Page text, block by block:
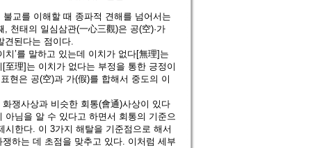
교를 이해할 때 종파적 견해를 넘어서는
천태의 일심삼관(一心三觀)은 공(空)·가
견된다는 점이다.
’를 말하고 있는데 이치가 없다[無理]는
理]는 이치가 없다는 부정을 통한 긍정이
현은 공(空)과 가(假)를 합해서 중도의 이
쟁사상과 비슷한 회통(會通)사상이 있다
님을 알 수 있다고 하면서 회통의 기준으
시한다. 이 3가지 해탈을 기준점으로 해서
하는 데 초점을 맞추고 있다. 이처럼 세부